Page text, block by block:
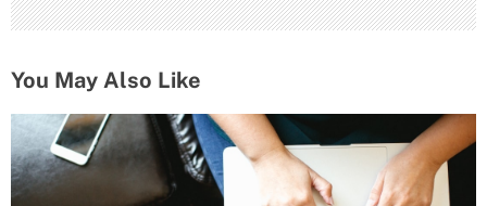
м
You May Also Like